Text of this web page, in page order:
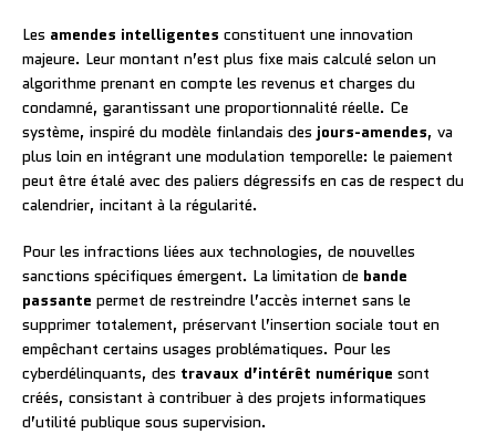
Les amendes intelligentes constituent une innovation
majeure. Leur montant n’est plus fixe mais calculé selon un
algorithme prenant en compte les revenus et charges du
condamné, garantissant une proportionnalité réelle. Ce
système, inspiré du modèle finlandais des jours-amendes, va
plus loin en intégrant une modulation temporelle: le paiement
peut être étalé avec des paliers dégressifs en cas de respect du
calendrier, incitant à la régularité.
Pour les infractions liées aux technologies, de nouvelles
sanctions spécifiques émergent. La limitation de bande
passante permet de restreindre l’accès internet sans le
supprimer totalement, préservant l’insertion sociale tout en
empêchant certains usages problématiques. Pour les
cyberdélinquants, des travaux d’intérêt numérique sont
créés, consistant à contribuer à des projets informatiques
d’utilité publique sous supervision.